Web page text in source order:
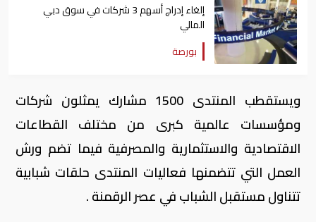
إلغاء إدراج أسهم 3 شركات في سوق دبي
المالي
بورصة
ويستقطب المنتدى 1500 مشارك يمثلون شركات
ومؤسسات عالمية كبرى من مختلف القطاعات
الاقتصادية والاستثمارية والمصرفية فيما تضم ورش
العمل التي تتضمنها فعاليات المنتدى حلقات شبابية
تتناول مستقبل الشباب في عصر الرقمنة .